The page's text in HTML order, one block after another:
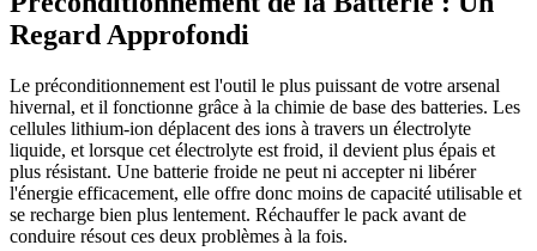
Regard Approfondi
Le préconditionnement est l'outil le plus puissant de votre arsenal
hivernal, et il fonctionne grâce à la chimie de base des batteries. Les
cellules lithium-ion déplacent des ions à travers un électrolyte
liquide, et lorsque cet électrolyte est froid, il devient plus épais et
plus résistant. Une batterie froide ne peut ni accepter ni libérer
l'énergie efficacement, elle offre donc moins de capacité utilisable et
se recharge bien plus lentement. Réchauffer le pack avant de
conduire résout ces deux problèmes à la fois.